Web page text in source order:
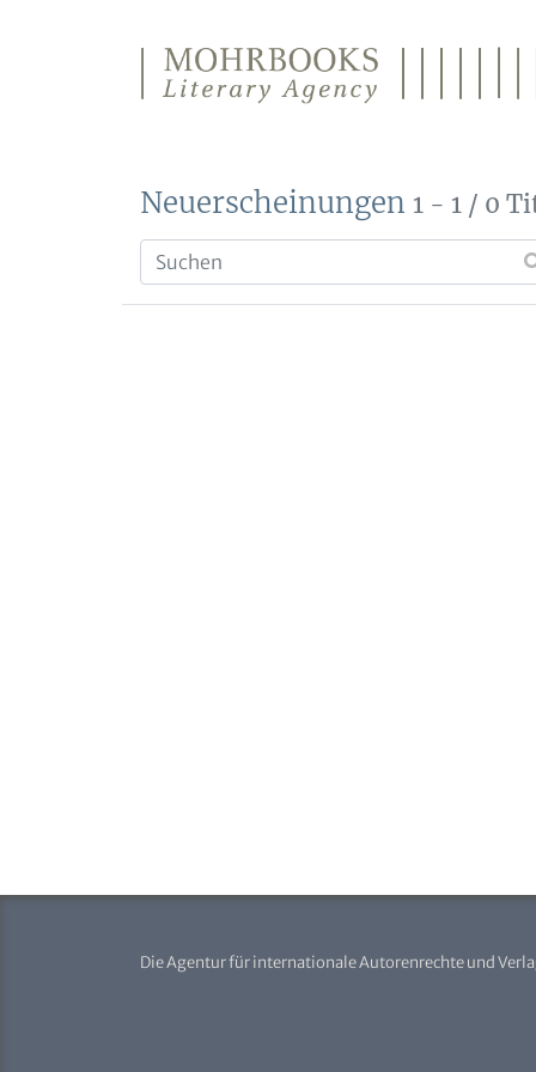
Neuerscheinungen 1 - 1 / 0
Die Agentur für internationale Autorenrechte und